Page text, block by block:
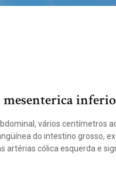
vários centímetros
do intestino grosso,
artérias cólica esquerda e